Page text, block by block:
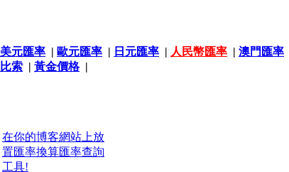
美元匯率 | 歐元匯率 | 日元匯率 | 人民幣匯率 | 澳門匯率
比索 | 黃金價格|
在你的博客網站上放
置匯率換算匯率查詢
工具!